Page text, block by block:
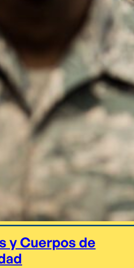
y Cuerpos de